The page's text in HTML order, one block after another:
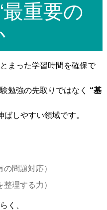
スクール
習支援
ンセリング
ト教室
ラミング教室
重要の
まった学習時間を確保で
勉強の先取りではなく “基
しやすい領域です。
の問題対応）
理する力）
く、